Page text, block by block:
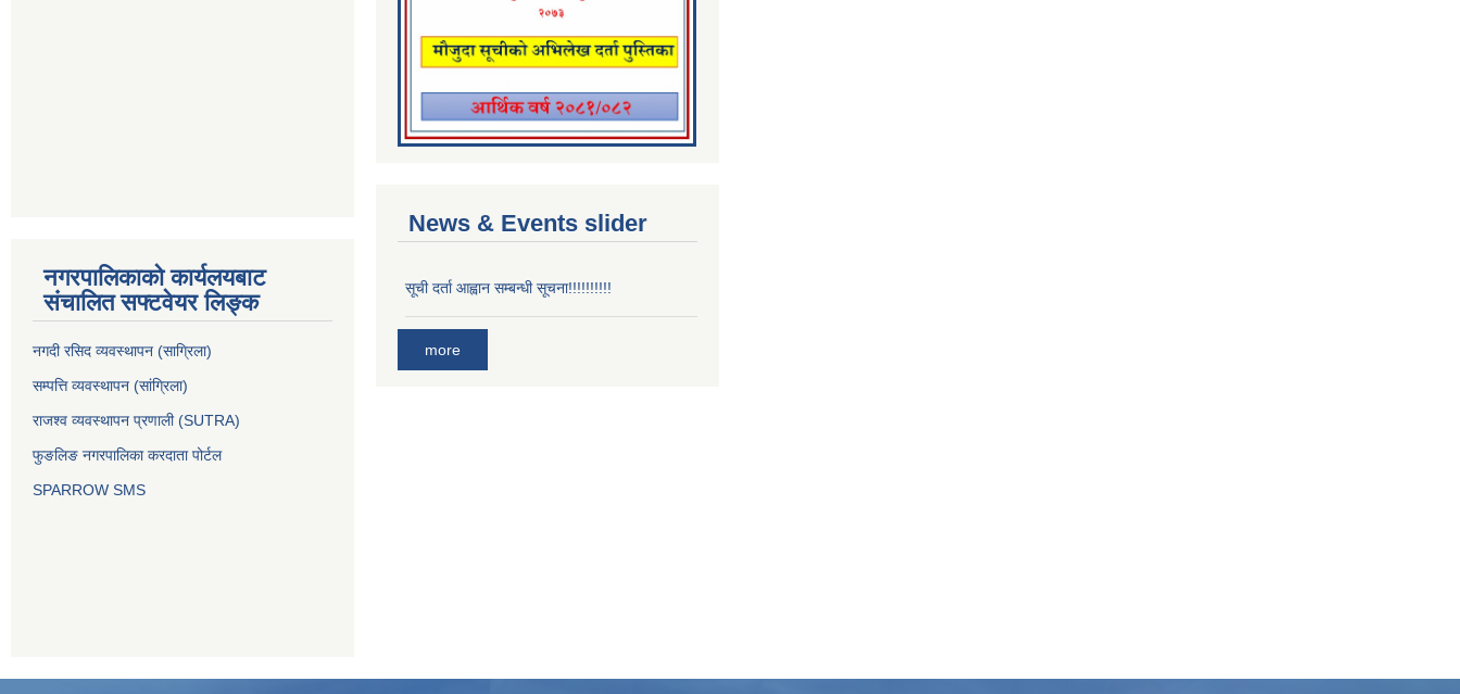
नगरपालिकाको कार्यलयबाट
संचालित सफ्टवेयर लिङ्क
नगदी रसिद व्यवस्थापन (साग्रिला)
सम्पत्ति व्यवस्थापन (सांग्रिला)
राजश्व व्यवस्थापन प्रणाली (SUTRA)
फुङलिङ नगरपालिका करदाता पोर्टल
SPARROW SMS
News & Events slider
सूची दर्ता आह्वान सम्बन्धी सूचना!!!!!!!!!!
more